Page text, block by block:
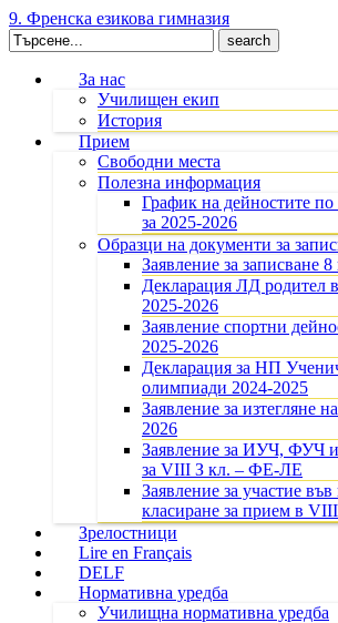
9. Френска езикова гимназия
Search
for:
За нас
Училищен екип
История
Прием
Свободни места
Полезна информация
График на дейностите
за 2025-2026
Образци на документи за
Заявление за записване
Декларация ЛД родител
2025-2026
Заявление спортни
2025-2026
Декларация за НП
олимпиади 2024-2025
Заявление за изтегляне
2026
Заявление за ИУЧ, ФУЧ
за VIII З кл. – ФЕ-ЛЕ
Заявление за участие
класиране за прием в
Зрелостници
Lire en Français
DELF
Нормативна уредба
Училищна нормативна уредба